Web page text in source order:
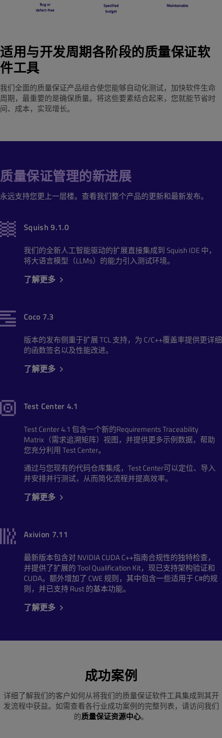
适用与开发周期各阶段的质量保证软
件工具
我们全面的质量保证产品组合使您能够自动化测试，加快软件生命
周期，最重要的是确保质量。将这些要素结合起来，您就能节省时
间、成本，实现增长。
质量保证管理的新进展
永远支持您更上一层楼。查看我们整个产品的更新和最新发布。
Squish 9.1.0
我们的全新人工智能驱动的扩展直接集成到 Squish IDE 中，
将大语言模型（LLMs）的能力引入测试环境。
了解更多
Coco 7.3
版本的发布侧重于扩展 TCL 支持，为 C/C++覆盖率提供更详细
的函数签名以及性能改进。
了解更多
Test Center 4.1
Test Center 4.1 包含一个新的Requirements Traceability
Matrix（需求追溯矩阵）视图，并提供更多示例数据，帮助
您充分利用 Test Center。
通过与您现有的代码仓库集成，Test Center可以定位、导入
并安排并行测试，从而简化流程并提高效率。
了解更多
Axivion 7.11
最新版本包含对 NVIDIA CUDA C++指南合规性的独特检查，
并提供了扩展的 Tool Qualification Kit，现已支持架构验证和
CUDA。额外增加了 CWE 规则，其中包含一些适用于 C#的规
则，并已支持 Rust 的基本功能。
了解更多
成功案例
详细了解我们的客户如何从将我们的质量保证软件工具集成到其开
发流程中获益。如需查看各行业成功案例的完整列表，请访问我们
的质量保证资源中心。